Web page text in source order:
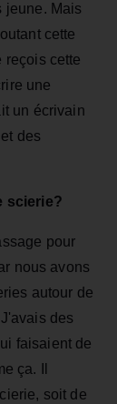
jeune. Mais
cette
reçois cette
une
un écrivain
des
scierie?
pour
nous avons
autour de
des
faisaient de
ça. Il
soit de